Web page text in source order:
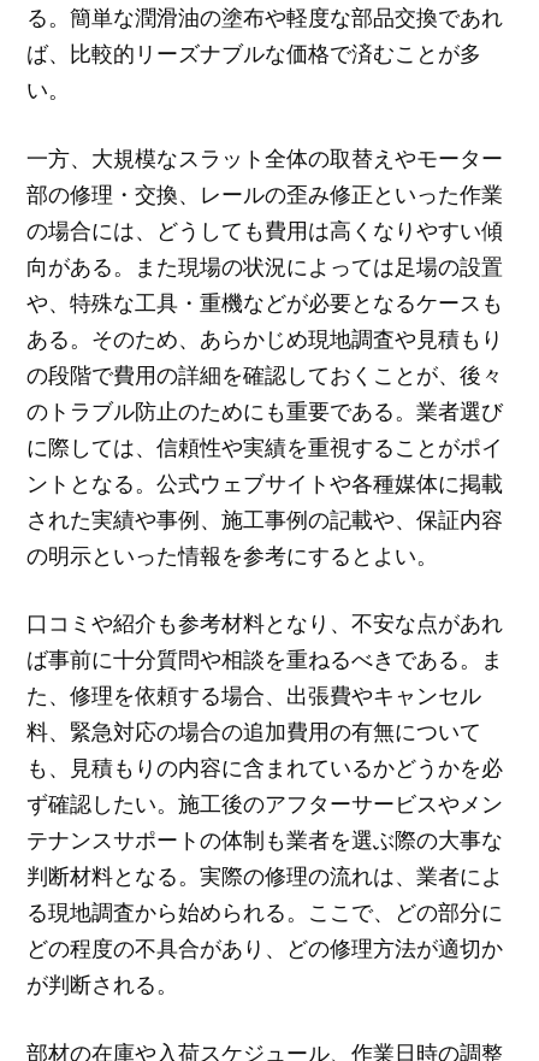
る。簡単な潤滑油の塗布や軽度な部品交換であれ
ば、比較的リーズナブルな価格で済むことが多
い。
一方、大規模なスラット全体の取替えやモーター
部の修理・交換、レールの歪み修正といった作業
の場合には、どうしても費用は高くなりやすい傾
向がある。また現場の状況によっては足場の設置
や、特殊な工具・重機などが必要となるケースも
ある。そのため、あらかじめ現地調査や見積もり
の段階で費用の詳細を確認しておくことが、後々
のトラブル防止のためにも重要である。業者選び
に際しては、信頼性や実績を重視することがポイ
ントとなる。公式ウェブサイトや各種媒体に掲載
された実績や事例、施工事例の記載や、保証内容
の明示といった情報を参考にするとよい。
口コミや紹介も参考材料となり、不安な点があれ
ば事前に十分質問や相談を重ねるべきである。ま
た、修理を依頼する場合、出張費やキャンセル
料、緊急対応の場合の追加費用の有無について
も、見積もりの内容に含まれているかどうかを必
ず確認したい。施工後のアフターサービスやメン
テナンスサポートの体制も業者を選ぶ際の大事な
判断材料となる。実際の修理の流れは、業者によ
る現地調査から始められる。ここで、どの部分に
どの程度の不具合があり、どの修理方法が適切か
が判断される。
部材の在庫や入荷スケジュール、作業日時の調整